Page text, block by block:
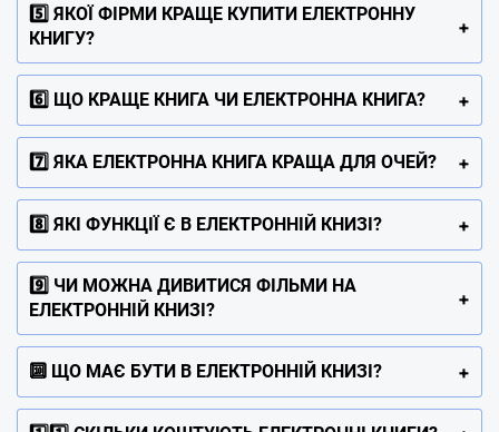
5️⃣ ЯКОЇ ФІРМИ КРАЩЕ КУПИТИ ЕЛЕКТРОННУ
КНИГУ?
6️⃣ ЩО КРАЩЕ КНИГА ЧИ ЕЛЕКТРОННА КНИГА?
7️⃣ ЯКА ЕЛЕКТРОННА КНИГА КРАЩА ДЛЯ ОЧЕЙ?
8️⃣ ЯКІ ФУНКЦІЇ Є В ЕЛЕКТРОННІЙ КНИЗІ?
9️⃣ ЧИ МОЖНА ДИВИТИСЯ ФІЛЬМИ НА
ЕЛЕКТРОННІЙ КНИЗІ?
🔟 ЩО МАЄ БУТИ В ЕЛЕКТРОННІЙ КНИЗІ?